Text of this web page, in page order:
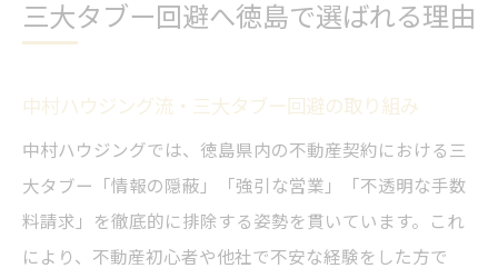
三大タブー回避へ徳島で選ばれる理由
中村ハウジング流・三大タブー回避の取り組み
中村ハウジングでは、徳島県内の不動産契約における三
大タブー「情報の隠蔽」「強引な営業」「不透明な手数
料請求」を徹底的に排除する姿勢を貫いています。これ
により、不動産初心者や他社で不安な経験をした方で